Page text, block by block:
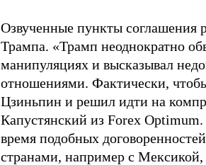
Озвученные пункты соглашения
Трампа. «Трамп неоднократно
манипуляциях и высказывал
отношениями. Фактически,
Цзиньпин и решил идти на
Капустянский из Forex
время подобных
странами, например с